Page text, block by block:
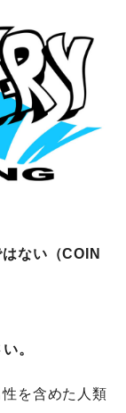
ない（COIN
。
を含めた人類